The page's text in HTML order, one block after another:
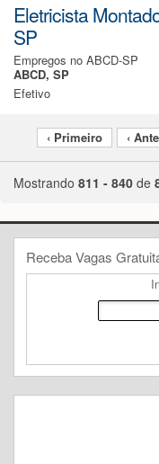
Eletricista
SP
Empregos no ABCD-SP
ABCD, SP
Efetivo
‹ Primeiro ‹
Mostrando 811 - 840 de
Receba Vagas